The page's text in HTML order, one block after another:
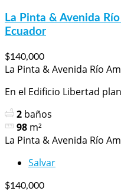
La Pinta & Avenida
Ecuador
$140,000
La Pinta & Avenida Río
En el Edificio Libertad
2 baños
98 m²
La Pinta & Avenida Río
Salvar
$140,000